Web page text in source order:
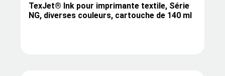
TexJet® Ink pour imprimante textile, Série
NG, diverses couleurs, cartouche de 140 ml